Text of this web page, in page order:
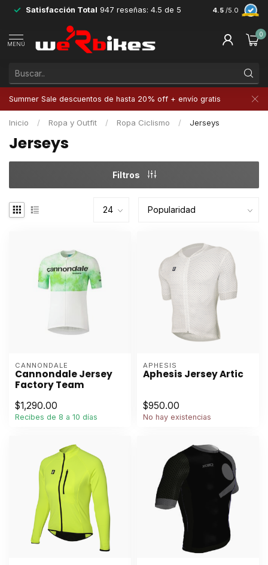
Satisfacción Total 947 reseñas: 4.5 de 5 4.5 /5.0
MENÚ
0
Summer Sale descuentos de hasta 20% off + envío gratis
Inicio / Ropa y Outfit / Ropa Ciclismo / Jerseys
Jerseys
Filtros
CANNONDALE
Cannondale Jersey
Factory Team
$1,290.00
Recibes de 8 a 10 días
APHESIS
Aphesis Jersey Artic
$950.00
No hay existencias